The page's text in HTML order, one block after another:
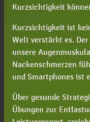
00:00
Kurzsichtigkeit
Kurzsichtigkeit ist
Welt verstärkt es.
unsere
Nackenschmerzen
und Smartphones ist
Über gesunde
Übungen zur